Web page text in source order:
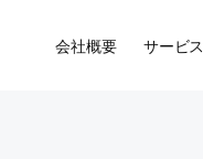
会社概要 サービス